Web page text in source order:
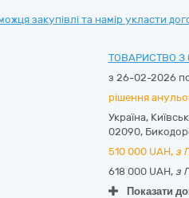
закупівлі та намір укласти
ТОВАРИСТВО З
з 26-02-2026
рішення
Україна,
02090,
510 000 UAH, з
618 000 UAH, з
Показати